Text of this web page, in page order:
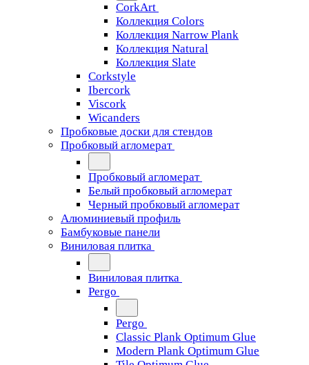
CorkArt
Коллекция Colors
Коллекция Narrow Plank
Коллекция Natural
Коллекция Slate
Corkstyle
Ibercork
Viscork
Wicanders
Пробковые доски для стендов
Пробковый агломерат
Пробковый агломерат
Белый пробковый агломерат
Черный пробковый агломерат
Алюминиевый профиль
Бамбуковые панели
Виниловая плитка
Виниловая плитка
Pergo
Pergo
Classic Plank Optimum Glue
Modern Plank Optimum Glue